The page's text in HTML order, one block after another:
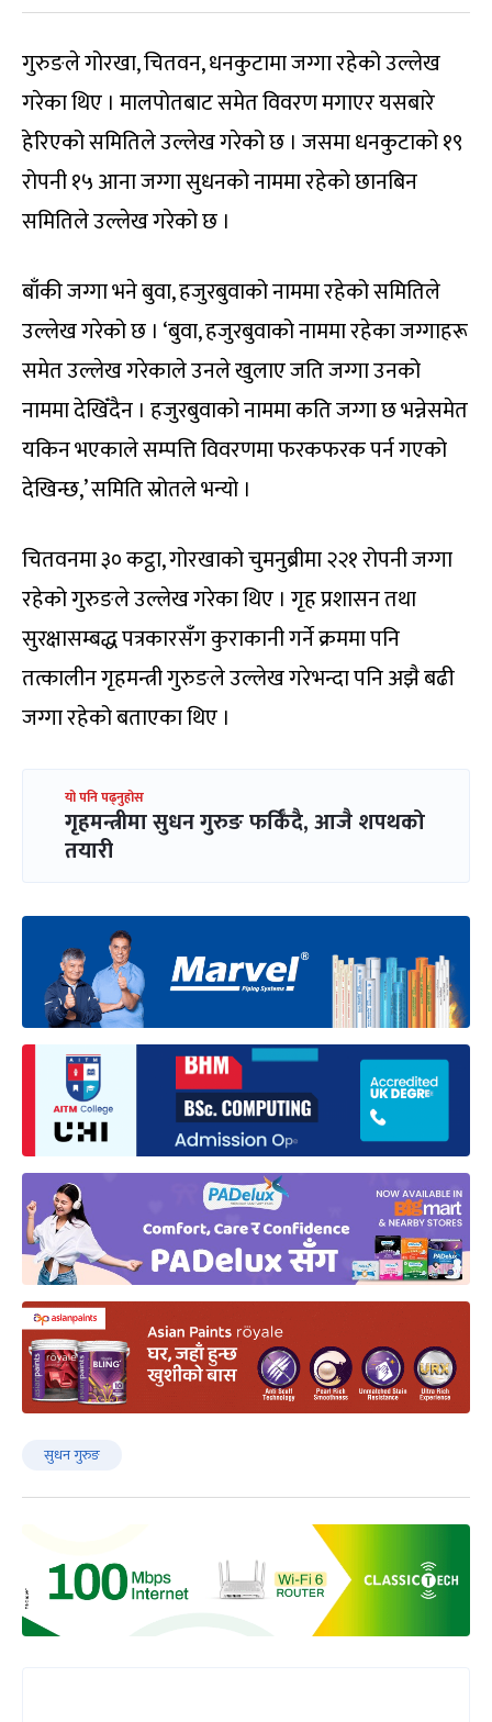
गुरुङले गोरखा, चितवन, धनकुटामा जग्गा रहेको उल्लेख
गरेका थिए । मालपोतबाट समेत विवरण मगाएर यसबारे
हेरिएको समितिले उल्लेख गरेको छ । जसमा धनकुटाको १९
रोपनी १५ आना जग्गा सुधनको नाममा रहेको छानबिन
समितिले उल्लेख गरेको छ ।
बाँकी जग्गा भने बुवा, हजुरबुवाको नाममा रहेको समितिले
उल्लेख गरेको छ । ‘बुवा, हजुरबुवाको नाममा रहेका जग्गाहरू
समेत उल्लेख गरेकाले उनले खुलाए जति जग्गा उनको
नाममा देखिँदैन । हजुरबुवाको नाममा कति जग्गा छ भन्नेसमेत
यकिन भएकाले सम्पत्ति विवरणमा फरकफरक पर्न गएको
देखिन्छ,’ समिति स्रोतले भन्यो ।
चितवनमा ३० कट्ठा, गोरखाको चुमनुब्रीमा २२१ रोपनी जग्गा
रहेको गुरुङले उल्लेख गरेका थिए । गृह प्रशासन तथा
सुरक्षासम्बद्ध पत्रकारसँग कुराकानी गर्ने क्रममा पनि
तत्कालीन गृहमन्त्री गुरुङले उल्लेख गरेभन्दा पनि अझै बढी
जग्गा रहेको बताएका थिए ।
यो पनि पढ्नुहोस
गृहमन्त्रीमा सुधन गुरुङ फर्किँदै, आजै शपथको
तयारी
सुधन गुरुङ